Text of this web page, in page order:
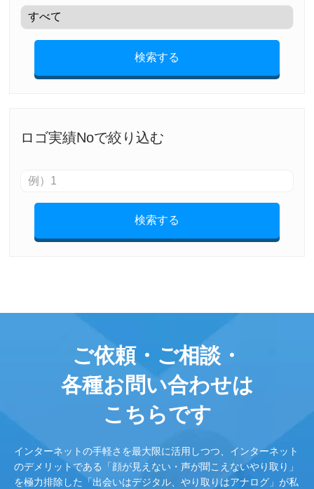
検索する
ロゴ実績Noで絞り込む
検索する
ご依頼・ご相談・
各種お問い合わせは
こちらです
インターネットの手軽さを最大限に活用しつつ、インターネット
のデメリットである「顔が見えない・声が聞こえないやり取り」
を極力排除した「出会いはデジタル、やり取りはアナログ」が私